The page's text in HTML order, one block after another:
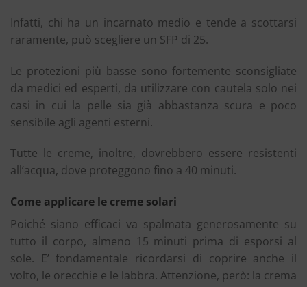
Infatti, chi ha un incarnato medio e tende a scottarsi
raramente, può scegliere un SFP di 25.
Le protezioni più basse sono fortemente sconsigliate
da medici ed esperti, da utilizzare con cautela solo nei
casi in cui la pelle sia già abbastanza scura e poco
sensibile agli agenti esterni.
Tutte le creme, inoltre, dovrebbero essere resistenti
all’acqua, dove proteggono fino a 40 minuti.
Come applicare le creme solari
Poiché siano efficaci va spalmata generosamente su
tutto il corpo, almeno 15 minuti prima di esporsi al
sole. E’ fondamentale ricordarsi di coprire anche il
volto, le orecchie e le labbra. Attenzione, però: la crema